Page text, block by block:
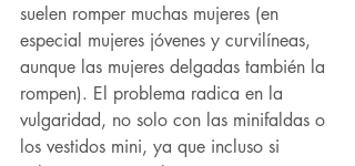
suelen romper muchas mujeres (en
especial mujeres jóvenes y curvilíneas,
aunque las mujeres delgadas también la
rompen). El problema radica en la
vulgaridad, no solo con las minifaldas o
los vestidos mini, ya que incluso si